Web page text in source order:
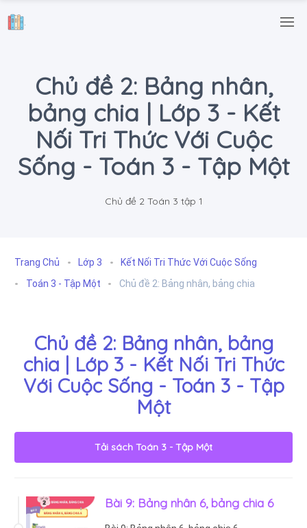
.
Chủ đề 2: Bảng nhân,
bảng chia | Lớp 3 - Kết
Nối Tri Thức Với Cuộc
Sống - Toán 3 - Tập Một
Chủ đề 2 Toán 3 tập 1
Trang Chủ Lớp 3
Kết Nối Tri Thức Với Cuộc Sống
Toán 3 - Tập Một
Chủ đề 2: Bảng nhân, bảng chia
Chủ đề 2: Bảng nhân, bảng
chia | Lớp 3 - Kết Nối Tri Thức
Với Cuộc Sống - Toán 3 - Tập
Một
Tải sách Toán 3 - Tập Một
Bài 9: Bảng nhân 6, bảng chia 6